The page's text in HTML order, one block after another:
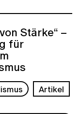
Stärke“ –
für
Artikel